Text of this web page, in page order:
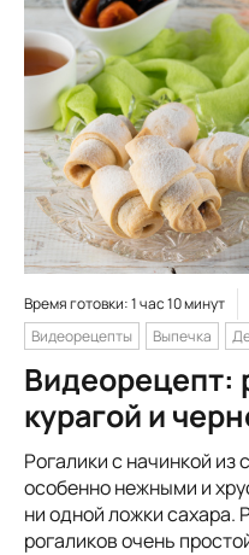
Время готовки: 1 час 10 минут
Видеорецепты
Выпечка
Видеорецепт:
курагой и
Рогалики с начинкой из
особенно нежными и
ни одной ложки сахара.
рогаликов очень